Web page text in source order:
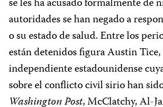
autoridades se han negado a
o su estado de salud. Entre los
están detenidos figura Austin
independiente estadounidense
sobre el conflicto civil sirio han
Washington Post, McClatchy, Al-